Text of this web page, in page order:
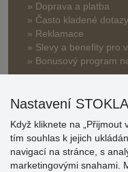
» Doprava a platba
» Často kladené dotazy
» Reklamace
» Slevy a benefity pro
» Bonusový program
Hodnocení
Nastavení
Když kliknete na „Přijmout
tím souhlas k jejich
navigací na stránce, s
marketingovými snahami.